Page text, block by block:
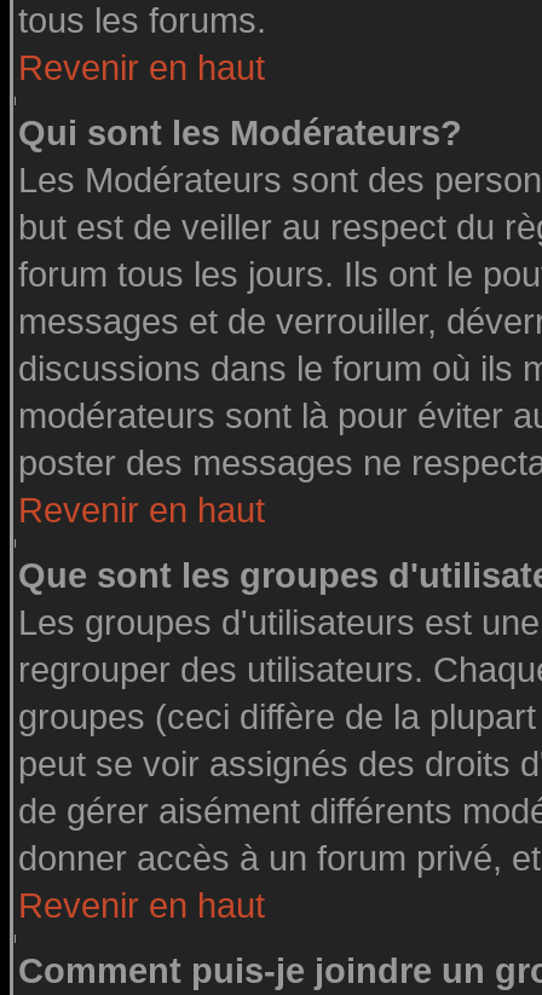
tous les forums.
Revenir en haut
Qui sont les Modérateurs?
Les Modérateurs sont des
but est de veiller au respect du
forum tous les jours. Ils ont le
messages et de verrouiller,
discussions dans le forum où ils
modérateurs sont là pour éviter
poster des messages ne
Revenir en haut
Que sont les groupes
Les groupes d'utilisateurs est
regrouper des utilisateurs.
groupes (ceci diffère de la
peut se voir assignés des droits
de gérer aisément différents
donner accès à un forum privé,
Revenir en haut
Comment puis-je joindre un